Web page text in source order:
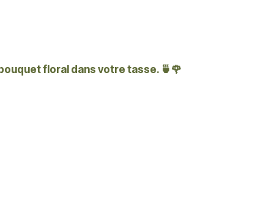
floral dans votre tasse. 🍵🌹